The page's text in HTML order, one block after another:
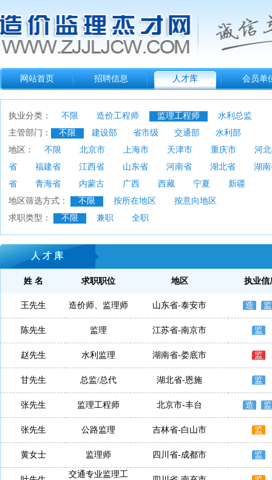
网站首页 招聘信息 人才库 会员单
执业分类： 不限 造价工程师 监理工程师
水利总监
主管部门：
不限 建设部 省市级 交通部
水利部
地区：
不限 北京市 上海市 天津市 重庆市
河
省
福建省 江西省 山东省 河南省 湖北省
湖
省
青海省 内蒙古 广西 西藏 宁夏
新疆
地区筛选方式：
不限 按所在地区
按意向地区
求职类型：
不限 兼职 全职
人 才 库
姓 名 求职职位 地区 执业信
王先生 造价师、监理师 山东省-泰安市 造 监
陈先生 监理 江苏省-南京市 监
赵先生 水利监理 湖南省-娄底市 监
甘先生 总监/总代 湖北省-恩施 监
张先生 监理工程师 北京市-丰台 造 监
张先生 公路监理 吉林省-白山市 监
黄女士 监理师 四川省-成都市 监
交通专业监理工